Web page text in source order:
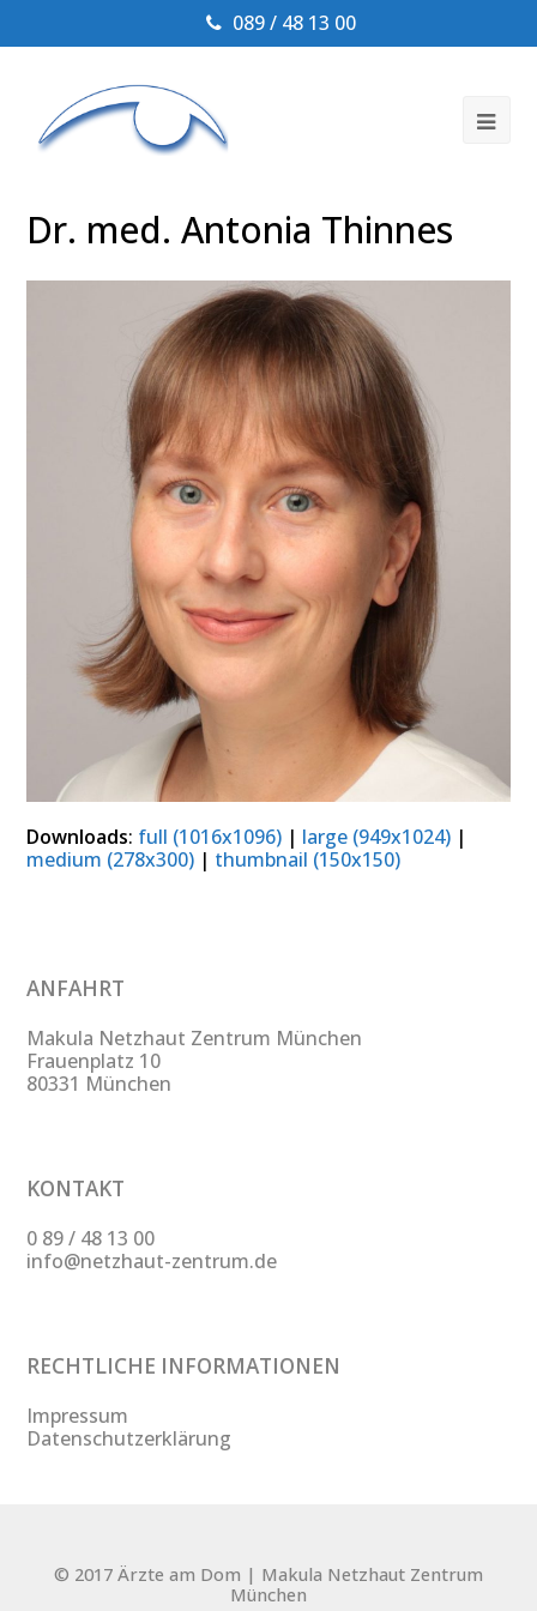
089 / 48 13 00
Dr. med. Antonia Thinnes
Downloads: full (1016x1096) | large (949x1024) |
medium (278x300) | thumbnail (150x150)
ANFAHRT
Makula Netzhaut Zentrum München
Frauenplatz 10
80331 München
KONTAKT
0 89 / 48 13 00
info@netzhaut-zentrum.de
RECHTLICHE INFORMATIONEN
Impressum
Datenschutzerklärung
© 2017 Ärzte am Dom | Makula Netzhaut Zentrum
München